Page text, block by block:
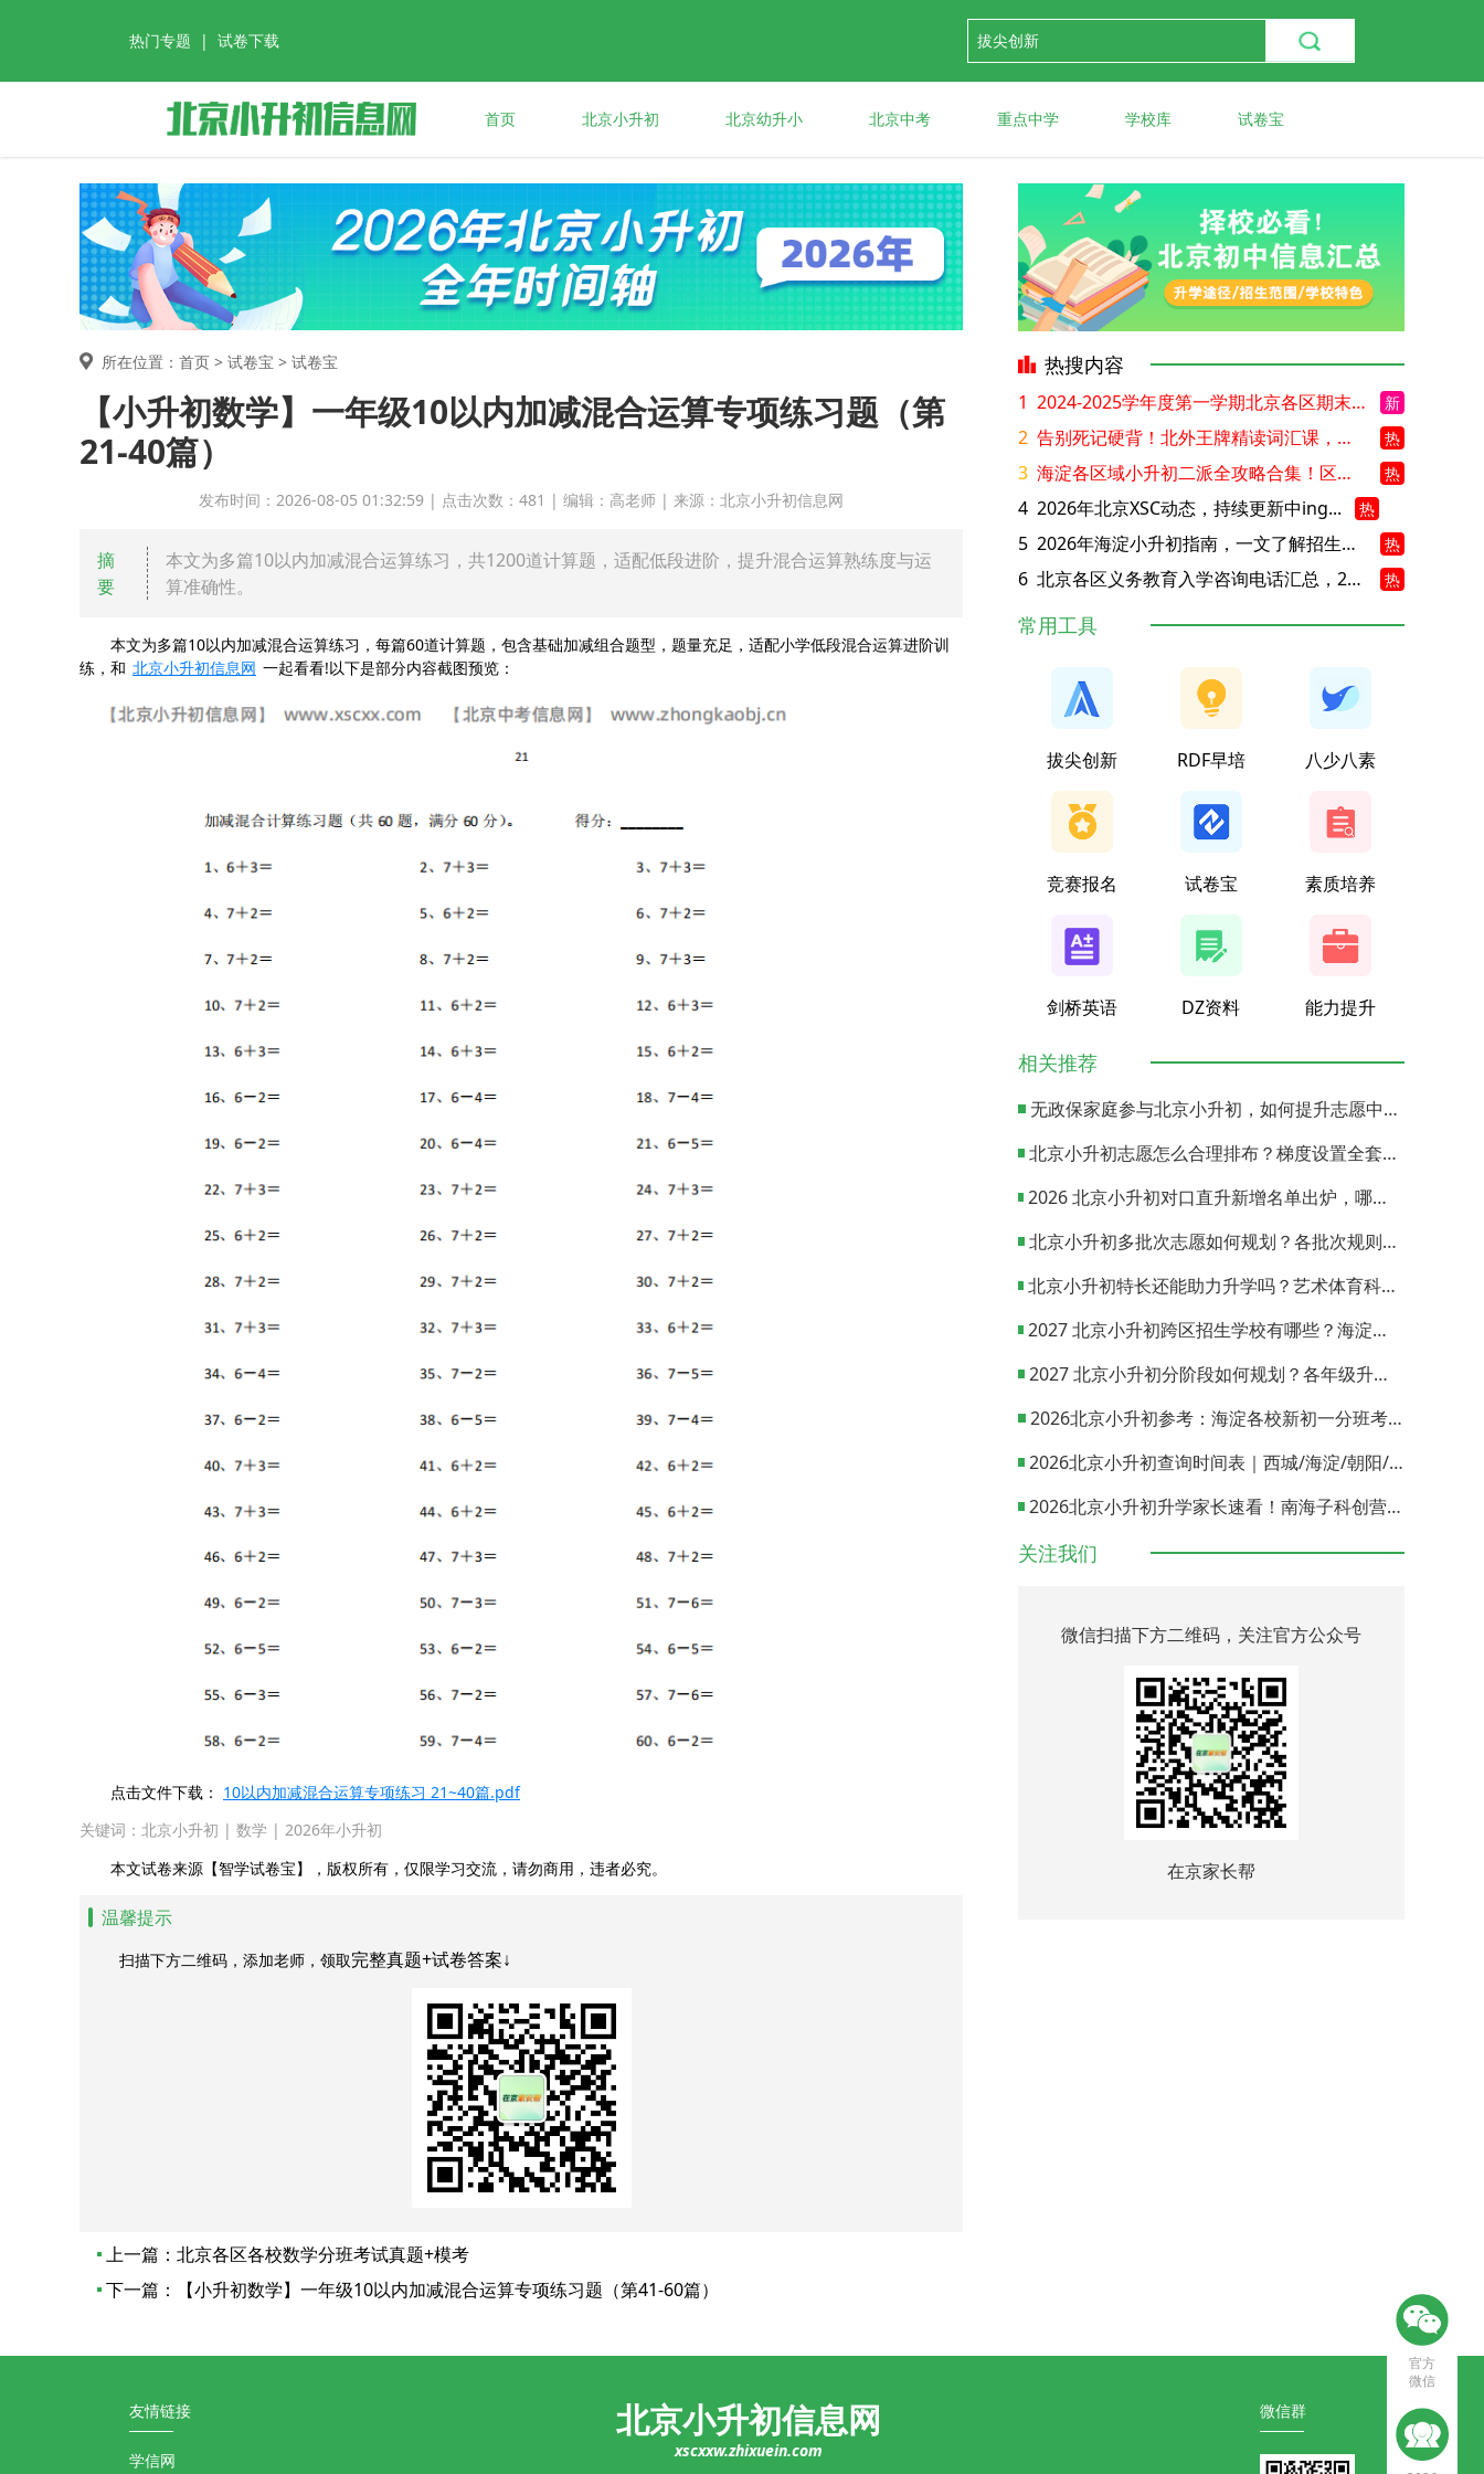
热门专题 | 试卷下载
首页 北京小升初 北京幼升小 北京中考 重点中学 学校库 试卷宝
所在位置：首页 > 试卷宝 > 试卷宝
【小升初数学】一年级10以内加减混合运算专项练习题（第
21-40篇）
发布时间：2026-08-05 01:32:59 | 点击次数：481 | 编辑：高老师 | 来源：北京小升初信息网
摘
要
本文为多篇10以内加减混合运算练习，共1200道计算题，适配低段进阶，提升混合运算熟练度与运
算准确性。
本文为多篇10以内加减混合运算练习，每篇60道计算题，包含基础加减组合题型，题量充足，适配小学低段混合运算进阶训
练，和 北京小升初信息网 一起看看!以下是部分内容截图预览：
点击文件下载： 10以内加减混合运算专项练习 21~40篇.pdf
关键词： 北京小升初 | 数学 | 2026年小升初
本文试卷来源【智学试卷宝】，版权所有，仅限学习交流，请勿商用，违者必究。
温馨提示
扫描下方二维码，添加老师，领取完整真题+试卷答案↓
上一篇： 北京各区各校数学分班考试真题+模考
下一篇：
【小升初数学】一年级10以内加减混合运算专项练习题（第41-60篇）
热搜内容
1 2024-2025学年度第一学期北京各区期末考试真题试卷汇总 新
2 告别死记硬背！北外王牌精读词汇课，帮孩子突破英语词汇难关 热
3 海淀各区域小升初二派全攻略合集！区域一至五志愿填报、升学策略详解 热
4 2026年北京XSC动态，持续更新中ing... 热
5 2026年海淀小升初指南，一文了解招生政策要点 热
6 北京各区义务教育入学咨询电话汇总，25年小升初家长提前收藏 热
常用工具
拔尖创新 RDF早培 八少八素
竞赛报名 试卷宝 素质培养
剑桥英语 DZ资料 能力提升
相关推荐
无政保家庭参与北京小升初，如何提升志愿中签概率？
北京小升初志愿怎么合理排布？梯度设置全套策略与填报避坑指南
2026 北京小升初对口直升新增名单出炉，哪些小学可以直升优质初中？
北京小升初多批次志愿如何规划？各批次规则与填报实操指南
北京小升初特长还能助力升学吗？艺术体育科技特长机会与误区全面解析
2027 北京小升初跨区招生学校有哪些？海淀西城东城全市招生校完整汇总
2027 北京小升初分阶段如何规划？各年级升学节点与升学通道全梳理
2026北京小升初参考：海淀各校新初一分班考试日期汇总
2026北京小升初查询时间表｜西城/海淀/朝阳/东城/丰台一键对照
2026北京小升初升学家长速看！南海子科创营报名通道正式开启
关注我们
微信扫描下方二维码，关注官方公众号
在京家长帮
友情链接
学信网
北京小升初信息网
xscxxw.zhixuein.com
微信群
官方
微信